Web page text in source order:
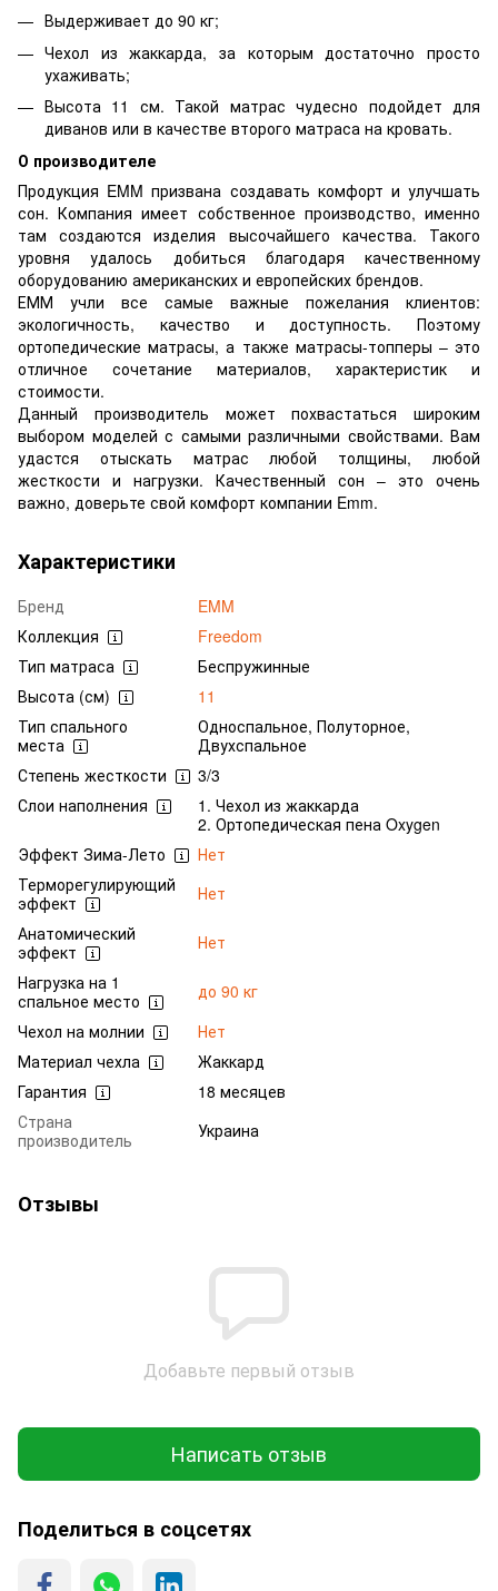
Выдерживает до 90 кг;
Чехол из жаккарда, за которым достаточно просто
ухаживать;
Высота 11 см. Такой матрас чудесно подойдет для
диванов или в качестве второго матраса на кровать.
О производителе
Продукция EMM призвана создавать комфорт и улучшать
сон. Компания имеет собственное производство, именно
там создаются изделия высочайшего качества. Такого
уровня удалось добиться благодаря качественному
оборудованию американских и европейских брендов.
ЕММ учли все самые важные пожелания клиентов:
экологичность, качество и доступность. Поэтому
ортопедические матрасы, а также матрасы-топперы – это
отличное сочетание материалов, характеристик и
стоимости.
Данный производитель может похвастаться широким
выбором моделей с самыми различными свойствами. Вам
удастся отыскать матрас любой толщины, любой
жесткости и нагрузки. Качественный сон – это очень
важно, доверьте свой комфорт компании Emm.
Характеристики
Бренд
EMM
Коллекция
Freedom
Тип матраса
Беспружинные
Высота (см)
11
Тип спального
места
Односпальное, Полуторное,
Двухспальное
Степень жесткости
3/3
Слои наполнения
1. Чехол из жаккарда
2. Ортопедическая пена Oxygen
Эффект Зима-Лето
Нет
Терморегулирующий
эффект
Нет
Анатомический
эффект
Нет
Нагрузка на 1
спальное место
до 90 кг
Чехол на молнии
Нет
Материал чехла
Жаккард
Гарантия
18 месяцев
Страна
производитель
Украина
Отзывы
Добавьте первый отзыв
Написать отзыв
Поделиться в соцсетях